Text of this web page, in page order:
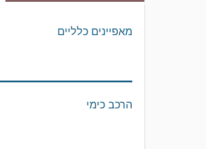
מאפיינים כלליים
הרכב כימי